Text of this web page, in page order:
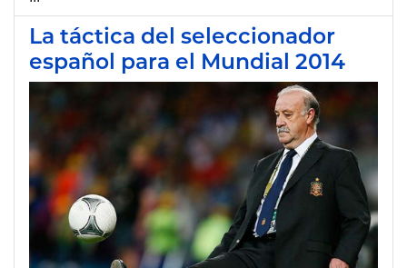
La táctica del seleccionador
español para el Mundial 2014